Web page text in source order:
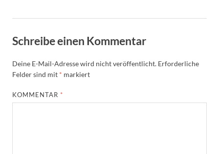
Schreibe einen Kommentar
Deine E-Mail-Adresse wird nicht veröffentlicht. Erforderliche
Felder sind mit * markiert
KOMMENTAR *